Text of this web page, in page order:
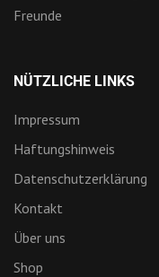
Freunde
NÜTZLICHE LINKS
Impressum
Haftungshinweis
Datenschutzerklärung
Kontakt
Über uns
Shop